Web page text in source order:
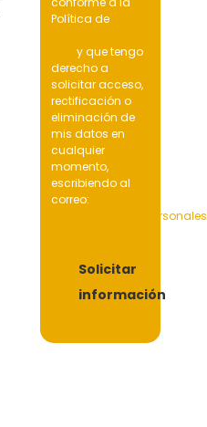
Política de
y que tengo
derecho a
solicitar acceso,
rectificación o
eliminación de
mis datos en
cualquier
momento,
escribiendo al
correo:
Solicitar
información